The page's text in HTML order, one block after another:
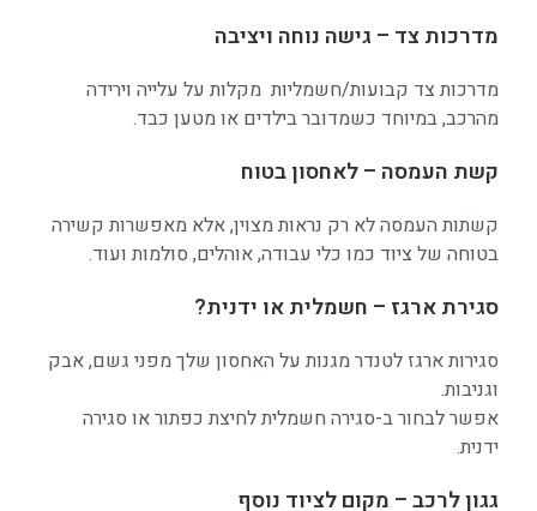
מדרכות צד – גישה נוחה ויציבה
מדרכות צד קבועות/חשמליות מקלות על עלייה וירידה
מהרכב, במיוחד כשמדובר בילדים או מטען כבד.
קשת העמסה – לאחסון בטוח
קשתות העמסהלא רק נראות מצוין, אלא מאפשרות קשירה
בטוחה של ציוד כמו כלי עבודה, אוהלים, סולמות ועוד.
סגירת ארגז – חשמלית או ידנית?
סגירות ארגז לטנדרמגנות על האחסון שלך מפני גשם, אבק
וגניבות.
אפשר לבחור ב-סגירה חשמלית לחיצת כפתור או סגירה
ידנית.
גגון לרכב – מקום לציוד נוסף